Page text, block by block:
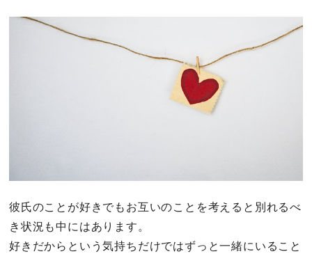
彼氏のことが好きでもお互いのことを考えると別れるべ
き状況も中にはあります。
好きだからという気持ちだけではずっと一緒にいること